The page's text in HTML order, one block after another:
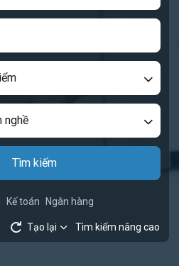
nghề
Tìm kiếm
Kế toán Ngân hàng
Tạo lại Tìm kiếm nâng cao